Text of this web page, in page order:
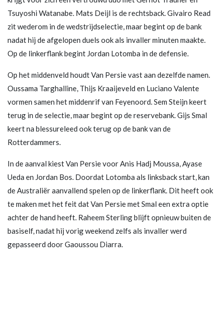
Tsuyoshi Watanabe. Mats Deijl is de rechtsback. Givairo Read
zit wederom in de wedstrijdselectie, maar begint op de bank
nadat hij de afgelopen duels ook als invaller minuten maakte.
Op de linkerflank begint Jordan Lotomba in de defensie.
Op het middenveld houdt Van Persie vast aan dezelfde namen.
Oussama Targhalline, Thijs Kraaijeveld en Luciano Valente
vormen samen het middenrif van Feyenoord. Sem Steijn keert
terug in de selectie, maar begint op de reservebank. Gijs Smal
keert na blessureleed ook terug op de bank van de
Rotterdammers.
In de aanval kiest Van Persie voor Anis Hadj Moussa, Ayase
Ueda en Jordan Bos. Doordat Lotomba als linksback start, kan
de Australiër aanvallend spelen op de linkerflank. Dit heeft ook
te maken met het feit dat Van Persie met Smal een extra optie
achter de hand heeft. Raheem Sterling blijft opnieuw buiten de
basiself, nadat hij vorig weekend zelfs als invaller werd
gepasseerd door Gaoussou Diarra.